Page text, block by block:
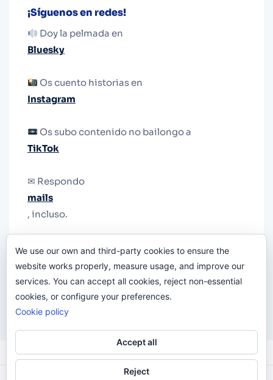
¡Síguenos en redes!
Doy la pelmada en
Bluesky
Os cuento historias en
Instagram
Os subo contenido no bailongo a
TikTok
✉ Respondo
mails
, incluso.
le quiten el teléfono.
We use our own and third-party cookies to ensure the
website works properly, measure usage, and improve our
services. You can accept all cookies, reject non-essential
cookies, or configure your preferences.
Cookie policy
Accept all
Reject